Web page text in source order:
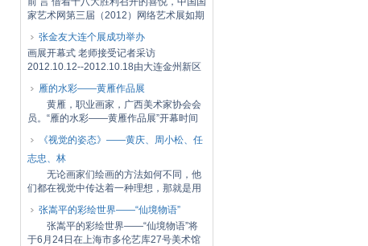
家艺术网第三届（2012）网络艺术展如期
张金友大连个展成功举办
画展开幕式 老师接受记者采访
2012.10.12--2012.10.18由大连金州新区
雁的水彩——黄雁作品展
黄雁，职业画家，广西美术家协会会
员。“雁的水彩——黄雁作品展”开幕时间
《视觉的姿态》——黄庆、周小松、任
志忠、林
无论画家们绘画的方法如何不同，他
们都在视觉中传达着一种理想，那就是用
张嵩平的彩绘世界——“仙境物语”
张嵩平的彩绘世界——“仙境物语”将
于6月24日在上海市多伦艺库27号美术馆